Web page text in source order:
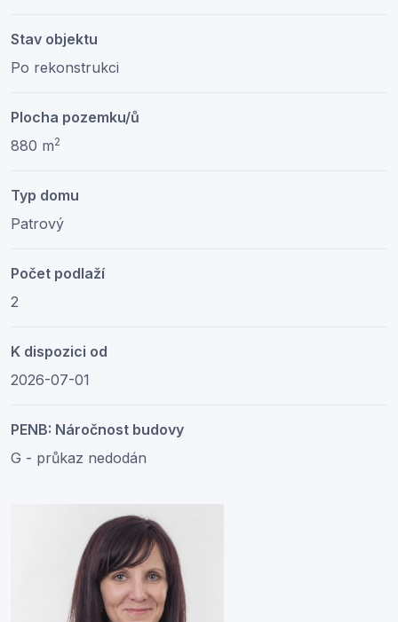
Stav objektu
Po rekonstrukci
Plocha pozemku/ů
880 m2
Typ domu
Patrový
Počet podlaží
2
K dispozici od
2026-07-01
PENB: Náročnost budovy
G - průkaz nedodán